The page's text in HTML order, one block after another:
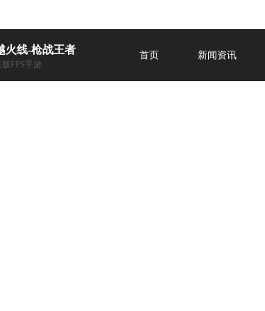
火线-枪战王者
版FPS手游
首页 新闻资讯